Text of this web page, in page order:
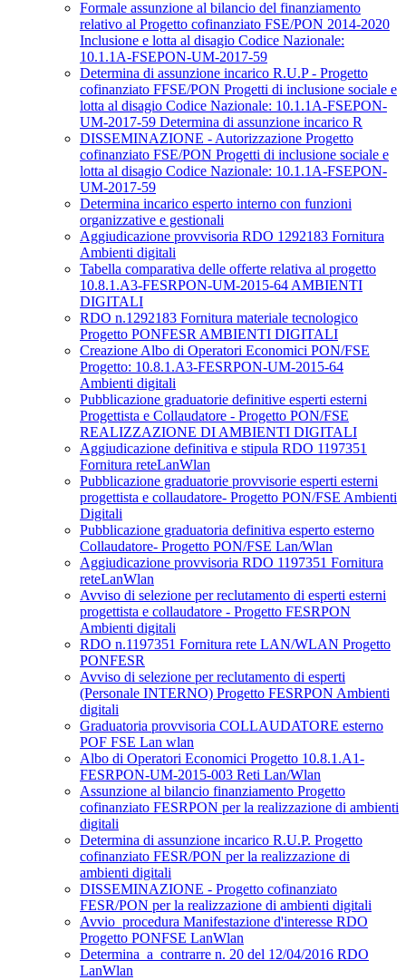
Formale assunzione al bilancio del finanziamento
relativo al Progetto cofinanziato FSE/PON 2014-2020
Inclusione e lotta al disagio Codice Nazionale:
10.1.1A-FSEPON-UM-2017-59
Determina di assunzione incarico R.U.P - Progetto
cofinanziato FFSE/PON Progetti di inclusione sociale e
lotta al disagio Codice Nazionale: 10.1.1A-FSEPON-
UM-2017-59 Determina di assunzione incarico R
DISSEMINAZIONE - Autorizzazione Progetto
cofinanziato FSE/PON Progetti di inclusione sociale e
lotta al disagio Codice Nazionale: 10.1.1A-FSEPON-
UM-2017-59
Determina incarico esperto interno con funzioni
organizzative e gestionali
Aggiudicazione provvisoria RDO 1292183 Fornitura
Ambienti digitali
Tabella comparativa delle offerte relativa al progetto
10.8.1.A3-FESRPON-UM-2015-64 AMBIENTI
DIGITALI
RDO n.1292183 Fornitura materiale tecnologico
Progetto PONFESR AMBIENTI DIGITALI
Creazione Albo di Operatori Economici PON/FSE
Progetto: 10.8.1.A3-FESRPON-UM-2015-64
Ambienti digitali
Pubblicazione graduatorie definitive esperti esterni
Progettista e Collaudatore - Progetto PON/FSE
REALIZZAZIONE DI AMBIENTI DIGITALI
Aggiudicazione definitiva e stipula RDO 1197351
Fornitura reteLanWlan
Pubblicazione graduatorie provvisorie esperti esterni
progettista e collaudatore- Progetto PON/FSE Ambienti
Digitali
Pubblicazione graduatoria definitiva esperto esterno
Collaudatore- Progetto PON/FSE Lan/Wlan
Aggiudicazione provvisoria RDO 1197351 Fornitura
reteLanWlan
Avviso di selezione per reclutamento di esperti esterni
progettista e collaudatore - Progetto FESRPON
Ambienti digitali
RDO n.1197351 Fornitura rete LAN/WLAN Progetto
PONFESR
Avviso di selezione per reclutamento di esperti
(Personale INTERNO) Progetto FESRPON Ambienti
digitali
Graduatoria provvisoria COLLAUDATORE esterno
POF FSE Lan wlan
Albo di Operatori Economici Progetto 10.8.1.A1-
FESRPON-UM-2015-003 Reti Lan/Wlan
Assunzione al bilancio finanziamento Progetto
cofinanziato FESRPON per la realizzazione di ambienti
digitali
Determina di assunzione incarico R.U.P. Progetto
cofinanziato FESR/PON per la realizzazione di
ambienti digitali
DISSEMINAZIONE - Progetto cofinanziato
FESR/PON per la realizzazione di ambienti digitali
Avvio_procedura Manifestazione d'interesse RDO
Progetto PONFSE LanWlan
Determina_a_contrarre n. 20 del 12/04/2016 RDO
LanWlan